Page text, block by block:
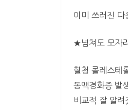
이미 쓰러진
★넘쳐도 모자
혈청 콜레스테
동맥경화증 발
비교적 잘 알